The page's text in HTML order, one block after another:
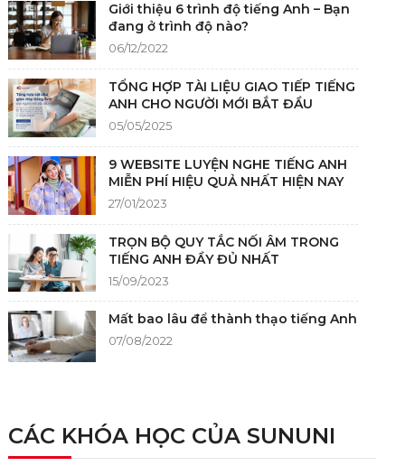
Giới thiệu 6 trình độ tiếng Anh – Bạn
đang ở trình độ nào?
06/12/2022
TỔNG HỢP TÀI LIỆU GIAO TIẾP TIẾNG
ANH CHO NGƯỜI MỚI BẮT ĐẦU
05/05/2025
9 WEBSITE LUYỆN NGHE TIẾNG ANH
MIỄN PHÍ HIỆU QUẢ NHẤT HIỆN NAY
27/01/2023
TRỌN BỘ QUY TẮC NỐI ÂM TRONG
TIẾNG ANH ĐẦY ĐỦ NHẤT
15/09/2023
Mất bao lâu để thành thạo tiếng Anh
07/08/2022
CÁC KHÓA HỌC CỦA SUNUNI